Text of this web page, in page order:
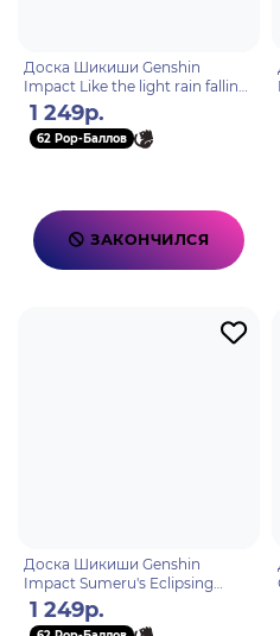
Доска Шикиши Genshin
Impact Like the light rain falling
for no reason 6976525004745
1 249р.
62 Pop-Баллов
ЗАКОНЧИЛСЯ
Доска Шикиши Genshin
Impact Sumeru's Eclipsing
Moon Fontaine Neuvillette
6942421101598
1 249р.